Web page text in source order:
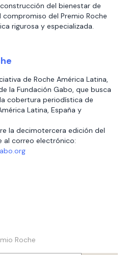
del bienestar de
del Premio Roche
rigurosa y especializada.
de Roche América Latina,
la Fundación Gabo, que busca
cobertura periodística de
Latina, España y
la decimotercera edición del
al correo electrónico:
Roche